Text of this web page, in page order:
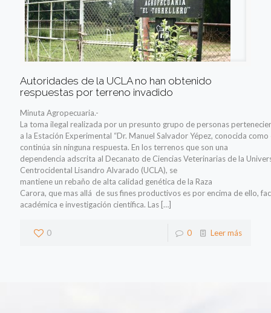
Autoridades de la UCLA no han obtenido
respuestas por terreno invadido
Minuta Agropecuaria.-
La toma ilegal realizada por un presunto grupo de personas
a la Estación Experimental “Dr. Manuel Salvador Yépez, conocida
continúa sin ninguna respuesta. En los terrenos que son una
dependencia adscrita al Decanato de Ciencias Veterinarias de la
Centrocidental Lisandro Alvarado (UCLA), se
mantiene un rebaño de alta calidad genética de la Raza
Carora, que mas allá de sus fines productivos es por encima de ello,
académica e investigación científica. Las […]
0 0 Leer más